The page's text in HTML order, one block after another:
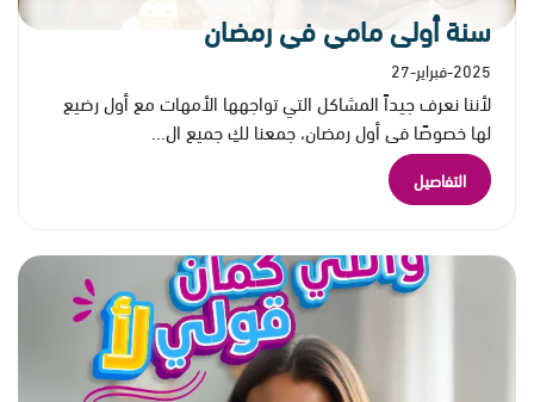
سنة أولى مامي في رمضان
2025-فبراير-27
لأننا نعرف جيداً المشاكل التي تواجهها الأمهات مع أول رضيع
لها خصوصًا في أول رمضان، جمعنا لكِ جميع ال...
التفاصيل